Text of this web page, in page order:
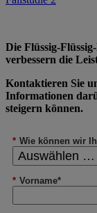
Die Flüssig-
verbessern die
Kontaktieren Sie
Informationen
steigern können.
* Wie können wir
* Vorname*